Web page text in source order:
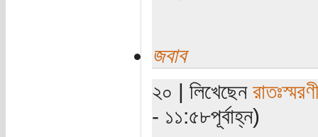
জবাব
২০ | লিখেছেন
- ১১:৫৮পূর্বাহ্ন)